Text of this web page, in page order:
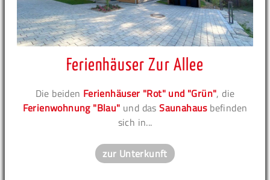
Ferienhäuser Zur Allee
Die beiden Ferienhäuser "Rot" und "Grün", die
Ferienwohnung "Blau" und dasSaunahausbefinden
sich in...
zur Unterkunft